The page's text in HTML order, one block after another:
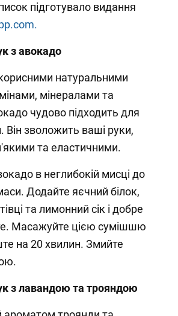
підготувало видання
з авокадо
натуральними
мінералами та
чудово підходить для
Він зволожить ваші руки,
та еластичними.
в неглибокій мисці до
Додайте яєчний білок,
та лимонний сік і добре
Масажуйте цією сумішшю
на 20 хвилин. Змийте
з лавандою та трояндою